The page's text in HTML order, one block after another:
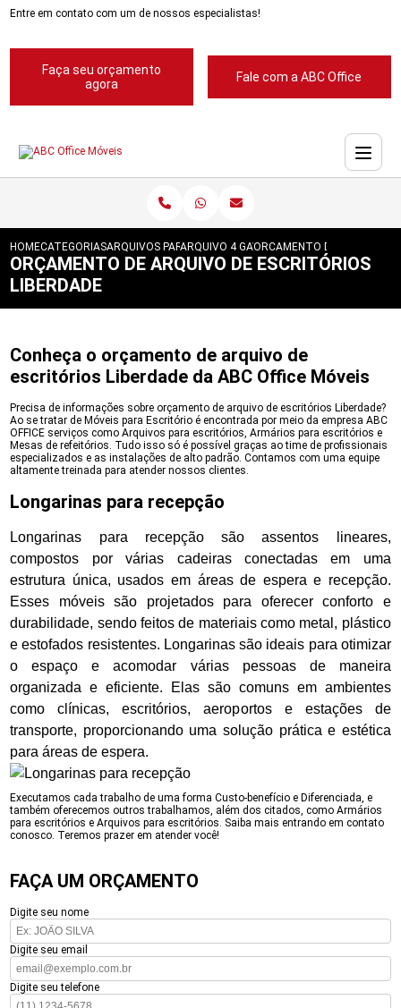
Entre em contato com um de nossos especialistas!
Faça seu orçamento
agora
Fale com a ABC Office
HOMECATEGORIASARQUIVOS PARA ESCRITORIOS
ARQUIVO 4 GAVETAS PARA ESCRITORIOS
ORCAMENTO DE ARQUIVO
ORÇAMENTO DE ARQUIVO DE ESCRITÓRIOS
LIBERDADE
Conheça o orçamento de arquivo de
escritórios Liberdade da ABC Office Móveis
Precisa de informações sobre orçamento de arquivo de escritórios Liberdade?
Ao se tratar de Móveis para Escritório é encontrada por meio da empresa ABC
OFFICE serviços como Arquivos para escritórios, Armários para escritórios e
Mesas de refeitórios. Tudo isso só é possível graças ao time de profissionais
especializados e as instalações de alto padrão. Contamos com uma equipe
altamente treinada para atender nossos clientes.
Longarinas para recepção
Longarinas para recepção são assentos lineares,
compostos por várias cadeiras conectadas em uma
estrutura única, usados em áreas de espera e recepção.
Esses móveis são projetados para oferecer conforto e
durabilidade, sendo feitos de materiais como metal, plástico
e estofados resistentes. Longarinas são ideais para otimizar
o espaço e acomodar várias pessoas de maneira
organizada e eficiente. Elas são comuns em ambientes
como clínicas, escritórios, aeroportos e estações de
transporte, proporcionando uma solução prática e estética
para áreas de espera.
Executamos cada trabalho de uma forma Custo-benefício e Diferenciada, e
também oferecemos outros trabalhamos, além dos citados, como Armários
para escritórios e Arquivos para escritórios. Saiba mais entrando em contato
conosco. Teremos prazer em atender você!
FAÇA UM ORÇAMENTO
Digite seu nome
Digite seu email
Digite seu telefone